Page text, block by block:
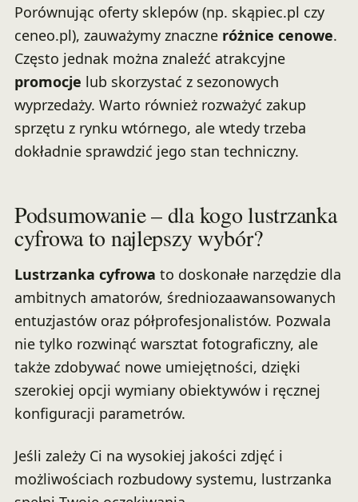
Porównując oferty sklepów (np. skąpiec.pl czy
ceneo.pl), zauważymy znaczne różnice cenowe.
Często jednak można znaleźć atrakcyjne
promocje lub skorzystać z sezonowych
wyprzedaży. Warto również rozważyć zakup
sprzętu z rynku wtórnego, ale wtedy trzeba
dokładnie sprawdzić jego stan techniczny.
Podsumowanie – dla kogo lustrzanka
cyfrowa to najlepszy wybór?
Lustrzanka cyfrowa to doskonałe narzędzie dla
ambitnych amatorów, średniozaawansowanych
entuzjastów oraz półprofesjonalistów. Pozwala
nie tylko rozwinąć warsztat fotograficzny, ale
także zdobywać nowe umiejętności, dzięki
szerokiej opcji wymiany obiektywów i ręcznej
konfiguracji parametrów.
Jeśli zależy Ci na wysokiej jakości zdjęć i
możliwościach rozbudowy systemu, lustrzanka